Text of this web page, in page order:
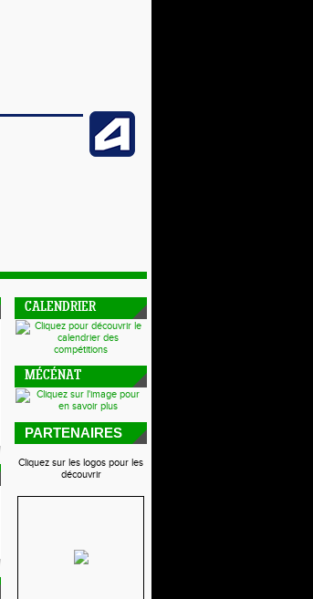
CALENDRIER
MÉCÉNAT
PARTENAIRES
Cliquez sur les logos pour les
découvrir